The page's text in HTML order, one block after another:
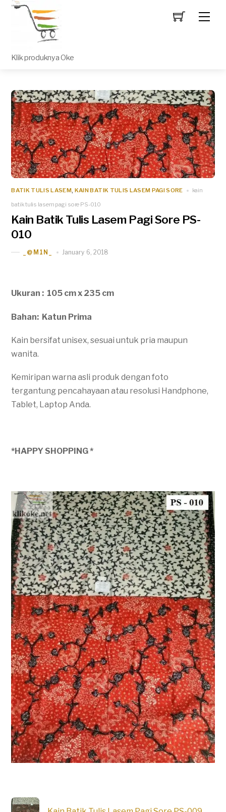
Klik produknya Oke
BATIK TULIS LASEM, KAIN BATIK TULIS LASEM PAGI SORE
kain
batik tulis lasem pagi sore PS-010
Kain Batik Tulis Lasem Pagi Sore PS-
010
_@M1N_ January 6, 2018
Ukuran : 105 cm x 235 cm
Bahan: Katun Prima
Kain bersifat unisex, sesuai untuk pria maupun
wanita.
Kemiripan warna asli produk dengan foto
tergantung pencahayaan atau resolusi Handphone,
Tablet, Laptop Anda.
*HAPPY SHOPPING *